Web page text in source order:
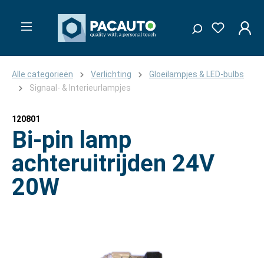
Alle categorieën Verlichting
Gloeilampjes & LED-bulbs
Signaal- & Interieurlampjes
120801
Bi-pin lamp
achteruitrijden 24V
20W